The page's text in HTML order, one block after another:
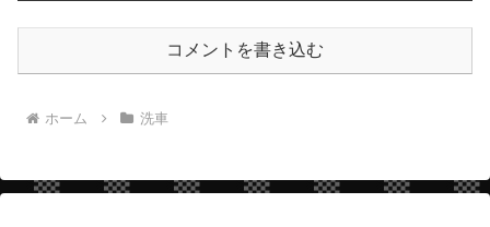
コメントを書き込む
ホーム 洗車